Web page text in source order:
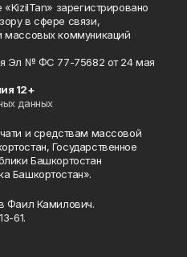
зарегистрировано
в сфере связи,
массовых коммуникаций
Эл № ФС 77-75682 от 24 мая
12+
данных
и средствам массовой
Государственное
Башкортостан
Башкортостан».
Фаил Камилович.
61.